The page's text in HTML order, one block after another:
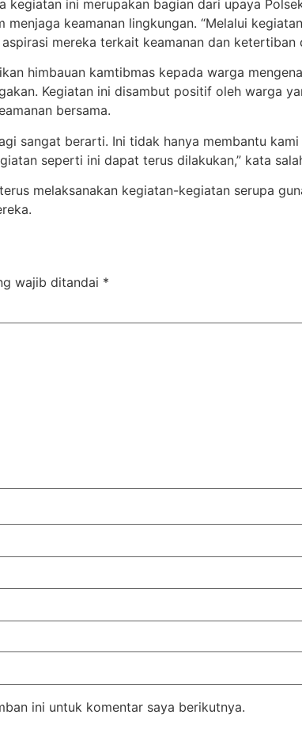
kegiatan ini merupakan bagian dari upaya
keamanan lingkungan. “Melalui
mereka terkait keamanan dan ketertiban
himbauan kamtibmas kepada warga
Kegiatan ini disambut positif oleh warga
bersama.
sangat berarti. Ini tidak hanya membantu
seperti ini dapat terus dilakukan,” kata
melaksanakan kegiatan-kegiatan serupa
wajib ditandai *
ini untuk komentar saya berikutnya.